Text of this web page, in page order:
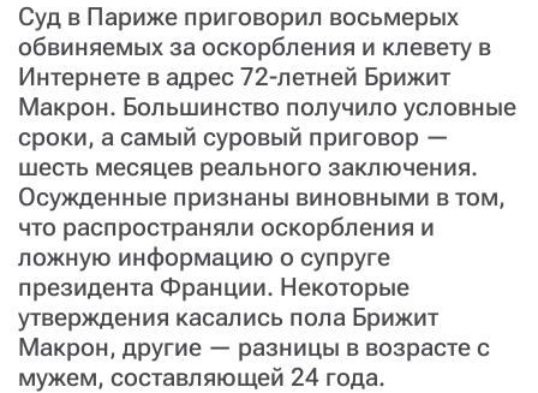
Суд в Париже приговорил восьмерых
обвиняемых за оскорбления и клевету в
Интернете в адрес 72-летней Брижит
Макрон. Большинство получило условные
сроки, а самый суровый приговор —
шесть месяцев реального заключения.
Осужденные признаны виновными в том,
что распространяли оскорбления и
ложную информацию о супруге
президента Франции. Некоторые
утверждения касались пола Брижит
Макрон, другие — разницы в возрасте с
мужем, составляющей 24 года.
Если у вас есть вопросы, пишите donate@novayagazeta.ru
звоните:
+7 (929) 612-03-68